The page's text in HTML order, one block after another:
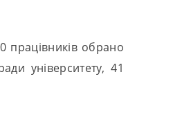
працівників обрано
університету, 41